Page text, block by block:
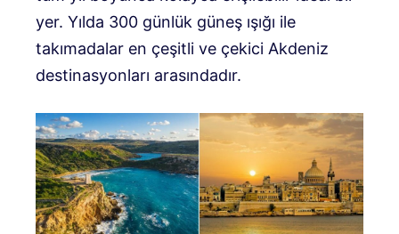
yer. Yılda 300 günlük güneş ışığı ile
takımadalar en çeşitli ve çekici Akdeniz
destinasyonları arasındadır.